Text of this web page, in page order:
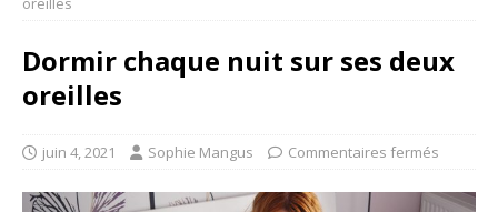
Dormir chaque nuit sur ses deux
oreilles
juin 4, 2021 Sophie Mangus Commentaires fermés